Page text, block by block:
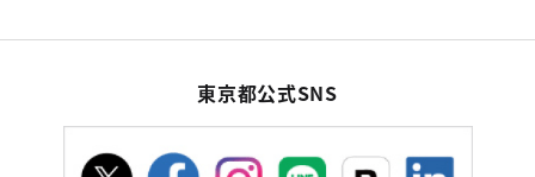
東京都公式SNS